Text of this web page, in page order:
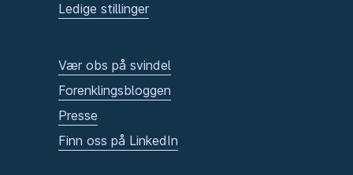
Ledige stillinger
Vær obs på svindel
Forenklingsbloggen
Presse
Finn oss på LinkedIn